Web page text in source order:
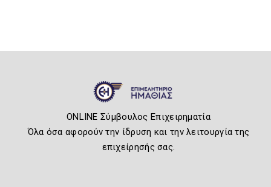
ONLINE Σύμβουλος Επιχειρηματία
Όλα όσα αφορούν την ίδρυση και την λειτουργία της
επιχείρησής σας.